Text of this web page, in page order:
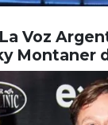
Voz
Montaner